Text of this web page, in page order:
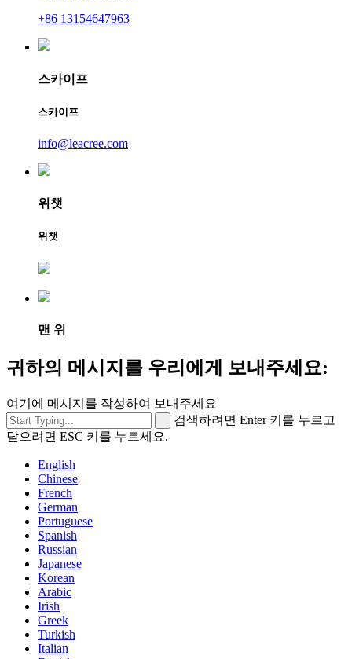
+86 13154647963
스카이프
스카이프
info@leacree.com
위챗
위챗
맨 위
귀하의 메시지를 우리에게 보내주세요:
여기에 메시지를 작성하여 보내주세요
검색하려면 Enter 키를 누르고
닫으려면 ESC 키를 누르세요.
English
Chinese
French
German
Portuguese
Spanish
Russian
Japanese
Korean
Arabic
Irish
Greek
Turkish
Italian